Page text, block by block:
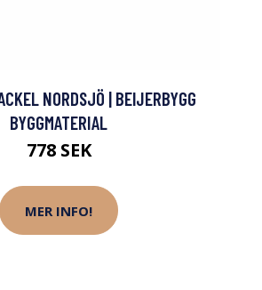
NORDSJÖ | BEIJERBYGG
BYGGMATERIAL
778 SEK
MER INFO!